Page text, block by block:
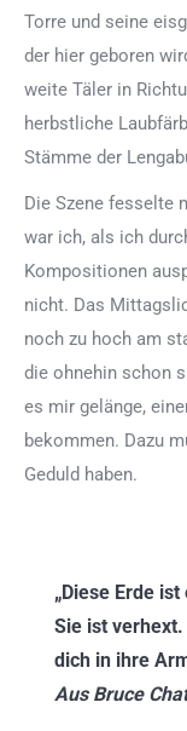
Torre und seine
der hier geboren
weite Täler in
herbstliche
Stämme der
Die Szene fesselte
war ich, als ich
Kompositionen
nicht. Das
noch zu hoch am
die ohnehin schon
es mir gelänge,
bekommen. Dazu
Geduld haben.
„Diese Erde
Sie ist
dich in ihre
Aus Bruce